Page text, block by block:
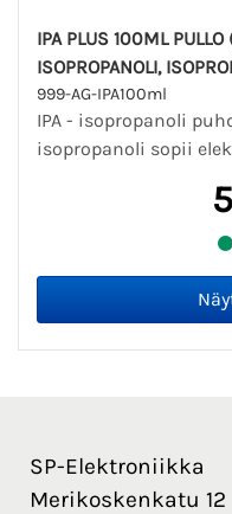
IPA PLUS 100ML
ISOPROPANOLI,
999-AG-IPA100ml
IPA - isopropanoli
isopropanoli sopii
SP-Elektroniikka
Merikoskenkatu 12